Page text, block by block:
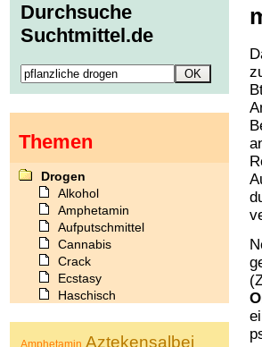
Durchsuche
Suchtmittel.de
Themen
Drogen
Alkohol
Amphetamin
Aufputschmittel
Cannabis
Crack
Ecstasy
Haschisch
Amphetamin Aztekensalbei